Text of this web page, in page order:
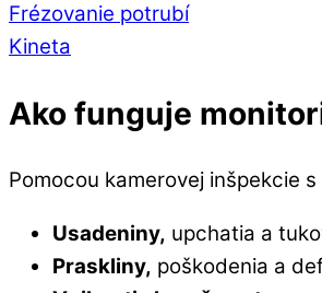
Frézovanie potrubí
Kineta
Ako funguje
Pomocou kamerovej inšpekcie
Usadeniny, upchatia a
Praskliny, poškodenia a